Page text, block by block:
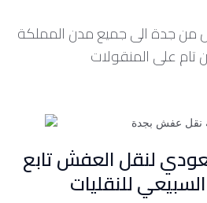
جدة الى جميع مدن المملكة
لنقل العفش تابع
للنقليات